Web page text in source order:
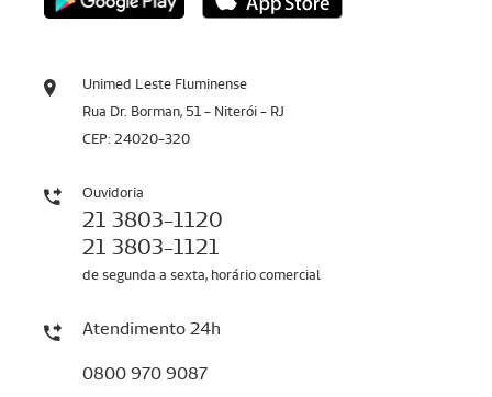
Unimed Leste Fluminense
Rua Dr. Borman, 51 - Niterói - RJ
CEP: 24020-320
Ouvidoria
21 3803-1120
21 3803-1121
de segunda a sexta, horário comercial
Atendimento 24h
0800 970 9087